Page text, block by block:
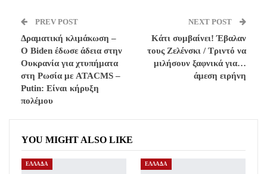
PREV POST
Δραματική κλιμάκωση –
O Biden έδωσε άδεια στην
Ουκρανία για χτυπήματα
στη Ρωσία με ATACMS –
Putin: Είναι κήρυξη
πολέμου
NEXT POST
Κάτι συμβαίνει! Έβαλαν
τους Ζελένσκι / Τριντό να
μιλήσουν ξαφνικά για…
άμεση ειρήνη
YOU MIGHT ALSO LIKE
ΕΛΛΑΔΑ ΕΛΛΑΔΑ